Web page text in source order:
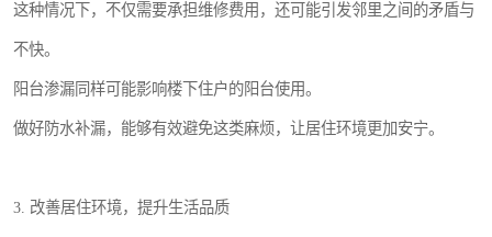
这种情况下，不仅需要承担维修费用，还可能引发邻里之间的矛盾与
不快。
阳台渗漏同样可能影响楼下住户的阳台使用。
做好防水补漏，能够有效避免这类麻烦，让居住环境更加安宁。
3. 改善居住环境，提升生活品质